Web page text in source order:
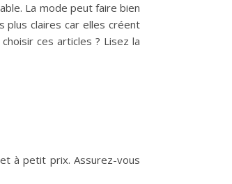
La mode peut faire bien
plus claires car elles créent
ces articles ? Lisez la
à petit prix. Assurez-vous